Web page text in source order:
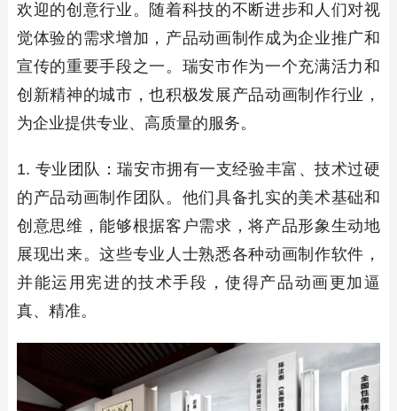
欢迎的创意行业。随着科技的不断进步和人们对视
觉体验的需求增加，产品动画制作成为企业推广和
宣传的重要手段之一。瑞安市作为一个充满活力和
创新精神的城市，也积极发展产品动画制作行业，
为企业提供专业、高质量的服务。
1. 专业团队：瑞安市拥有一支经验丰富、技术过硬
的产品动画制作团队。他们具备扎实的美术基础和
创意思维，能够根据客户需求，将产品形象生动地
展现出来。这些专业人士熟悉各种动画制作软件，
并能运用宪进的技术手段，使得产品动画更加逼
真、精准。